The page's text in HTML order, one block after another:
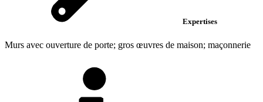
Expertises
Murs avec ouverture de porte; gros œuvres de maison; maçonnerie